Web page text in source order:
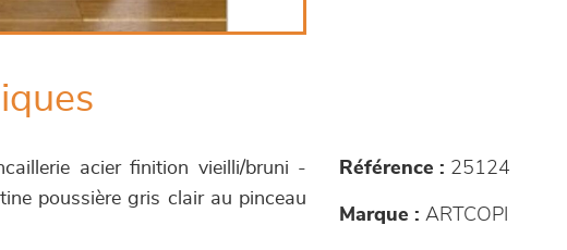
acier finition vieilli/bruni -
poussière gris clair au pinceau
Référence : 25124
Marque : ARTCOPI